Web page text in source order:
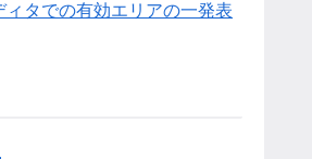
ィタでの有効エリアの一発表